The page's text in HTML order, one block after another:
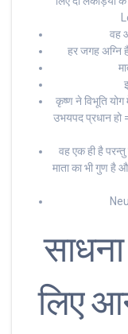
वह
हर जगह अग्नि
कृष्ण ने विभूति योग
उभयपद प्रधान हो
वह एक ही है परन्तु
माता का भी गुण है
लिए